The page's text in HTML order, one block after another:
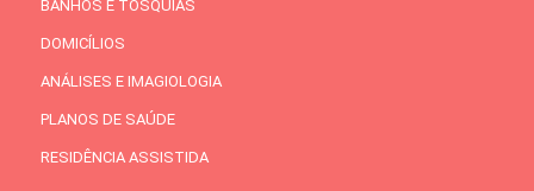
BANHOS E TOSQUIAS
DOMICÍLIOS
ANÁLISES E IMAGIOLOGIA
PLANOS DE SAÚDE
RESIDÊNCIA ASSISTIDA